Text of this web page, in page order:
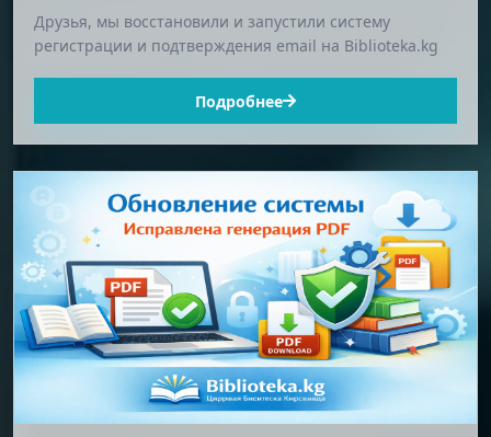
Друзья, мы восстановили и запустили систему
регистрации и подтверждения email на Biblioteka.kg
Подробнее